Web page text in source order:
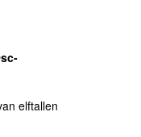
elftallen